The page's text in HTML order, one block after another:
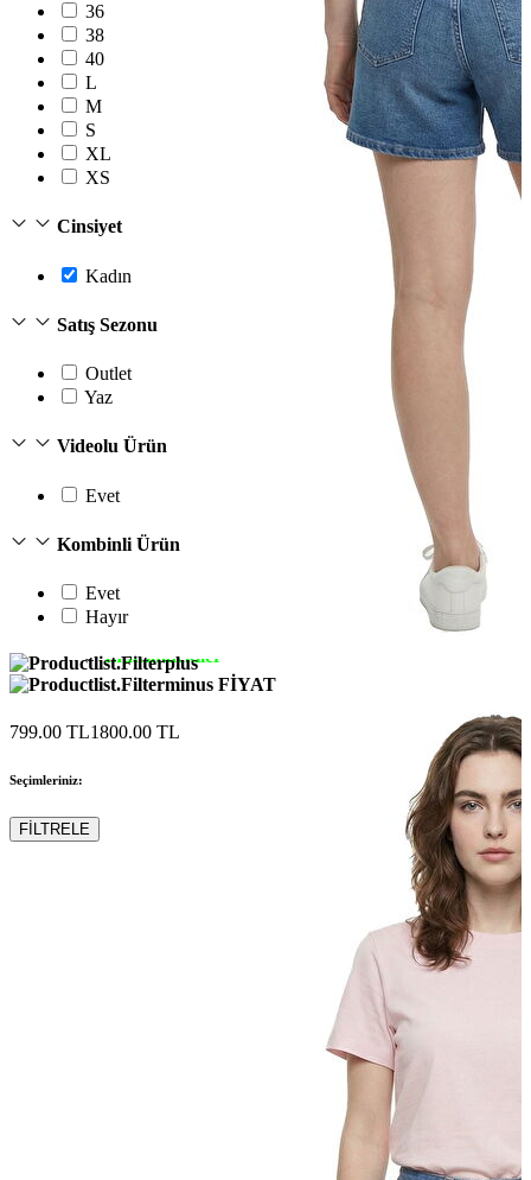
Erkek
Öne Çıkanlar
İndirimdekiler
Online Özel Koleksiyon
Pantolon
36
38
40
L
M
S
XL
XS
Cinsiyet
Kadın
Satış Sezonu
Outlet
Yaz
Videolu Ürün
Evet
Kombinli Ürün
Evet
Hayır
FİYAT
799.00 TL1800.00 TL
Seçimleriniz:
FİLTRELE